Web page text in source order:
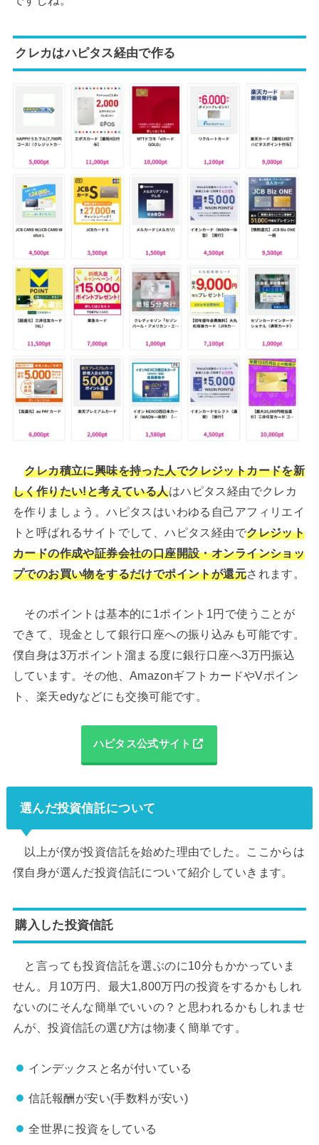
クレカはハピタス経由で作る
クレカ積立に興味を持った人でクレジットカードを新
しく作りたい!と考えている人はハピタス経由でクレカ
を作りましょう。ハピタスはいわゆる自己アフィリエイ
トと呼ばれるサイトでして、ハピタス経由でクレジット
カードの作成や証券会社の口座開設・オンラインショッ
プでのお買い物をするだけでポイントが還元されます。
そのポイントは基本的に1ポイント1円で使うことが
できて、現金として銀行口座への振り込みも可能です。
僕自身は3万ポイント溜まる度に銀行口座へ3万円振込
しています。その他、AmazonギフトカードやVポイン
ト、楽天edyなどにも交換可能です。
ハピタス公式サイト
選んだ投資信託について
以上が僕が投資信託を始めた理由でした。ここからは
僕自身が選んだ投資信託について紹介していきます。
購入した投資信託
と言っても投資信託を選ぶのに10分もかかっていま
せん。月10万円、最大1,800万円の投資をするかもしれ
ないのにそんな簡単でいいの？と思われるかもしれませ
んが、投資信託の選び方は物凄く簡単です。
インデックスと名が付いている
信託報酬が安い(手数料が安い)
全世界に投資をしている